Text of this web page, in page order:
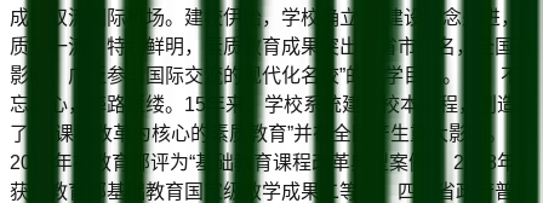
成都双流国际机场。建校伊始，学校确立了“建设理念先进，
质量一流，特色鲜明，素质教育成果突出，省市知名，全国有
影响，广泛参与国际交流的现代化名校”的办学目标。 不
忘初心，筚路蓝缕。15年来，学校系统建设校本课程，创造
了“以课程改革为核心的素质教育”并在全国产生重大影响。
2016年被教育部评为“基础教育课程改革典型案例”，2018年
获得教育部基础教育国家级教学成果二等奖、四川省政府普教